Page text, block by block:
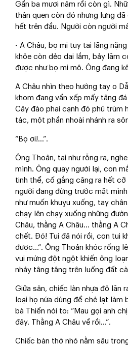
Gần ba mươi năm rồi còn gì.
thân quen còn đó nhưng lưng
hết trên đầu. Người còn người
- A Châu, bọ mi tuy tai lãng
khỏe còn dẻo dai lắm, bảy lăm
được như bọ mi mô. Ông đang
A Châu nhìn theo hướng tay o
khom đang vần xếp mấy tảng
Cây đào phai cạnh đó phủ trùm
tác, một phần nhoài nhánh ra
“Bọ ơi!...”.
Ông Thoản, tai như rỗng ra,
mình. Ông quay người lại, con
tinh thể, cố gắng căng ra hết
người đang đứng trước mặt
như muốn khuỵu xuống, tay
chạy lên chạy xuống những
Châu, thằng A Châu... thằng A
chết. Đó! Tui đã nói rồi, con tui
được...”. Ông Thoản khóc rống
vui mừng đột ngột khiến ông
nhảy tâng tâng trên luống đất
Giữa sân, chiếc làn nhựa đỏ lăn
loại họ nứa dùng để chẻ lạt làm
bà Thiển nói to: “Mau gọi anh
đây. Thằng A Châu về rồi...”.
Chiếc bàn thờ nhỏ nằm sâu